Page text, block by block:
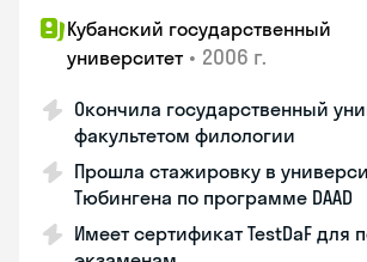
Кубанский государственный
университет • 2006 г.
Окончила государственный
факультетом филологии
Прошла стажировку в
Тюбингена по программе DAAD
Имеет сертификат TestDaF для